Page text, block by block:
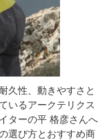
久性、動きやすさと
いるアークテリクス
ターの平 格彦さんへ
選び方とおすすめ商